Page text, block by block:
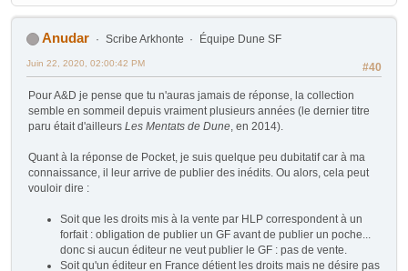
Anudar Scribe Arkhonte Équipe Dune SF
#40
Juin 22, 2020, 02:00:42 PM
Pour A&D je pense que tu n'auras jamais de réponse, la collection
semble en sommeil depuis vraiment plusieurs années (le dernier titre
paru était d'ailleurs Les Mentats de Dune, en 2014).
Quant à la réponse de Pocket, je suis quelque peu dubitatif car à ma
connaissance, il leur arrive de publier des inédits. Ou alors, cela peut
vouloir dire :
Soit que les droits mis à la vente par HLP correspondent à un
forfait : obligation de publier un GF avant de publier un poche...
donc si aucun éditeur ne veut publier le GF : pas de vente.
Soit qu'un éditeur en France détient les droits mais ne désire pas